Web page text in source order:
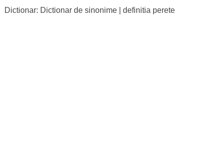
Dictionar: Dictionar de sinonime| definitia perete